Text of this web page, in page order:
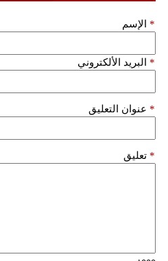
الإسم *
البريد الألكتروني *
عنوان التعليق *
تعليق *